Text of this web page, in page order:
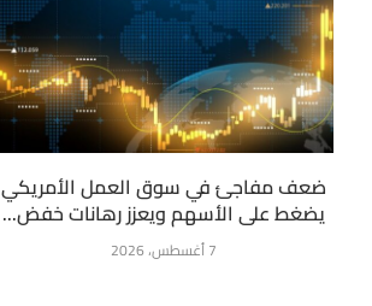
ضعف مفاجئ في سوق العمل الأمريكي
يضغط على الأسهم ويعزز رهانات خفض...
7 أغسطس، 2026